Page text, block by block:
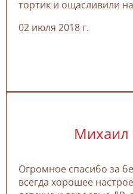
тортик и ощасливили
02 июля 2018 г.
Михаил
Огромное спасибо за
всегда хорошее